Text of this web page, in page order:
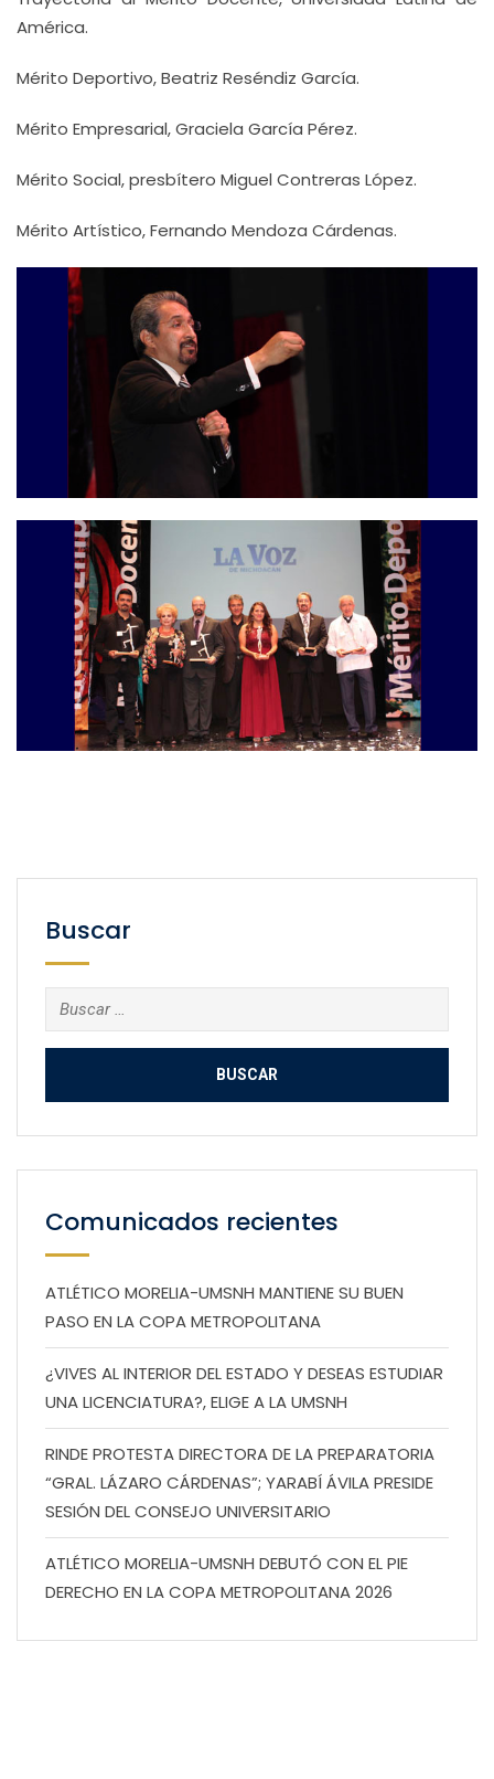
América.
Mérito Deportivo, Beatriz Reséndiz García.
Mérito Empresarial, Graciela García Pérez.
Mérito Social, presbítero Miguel Contreras López.
Mérito Artístico, Fernando Mendoza Cárdenas.
Buscar
Buscar:
Comunicados recientes
ATLÉTICO MORELIA-UMSNH MANTIENE SU BUEN
PASO EN LA COPA METROPOLITANA
¿VIVES AL INTERIOR DEL ESTADO Y DESEAS ESTUDIAR
UNA LICENCIATURA?, ELIGE A LA UMSNH
RINDE PROTESTA DIRECTORA DE LA PREPARATORIA
“GRAL. LÁZARO CÁRDENAS”; YARABÍ ÁVILA PRESIDE
SESIÓN DEL CONSEJO UNIVERSITARIO
ATLÉTICO MORELIA-UMSNH DEBUTÓ CON EL PIE
DERECHO EN LA COPA METROPOLITANA 2026